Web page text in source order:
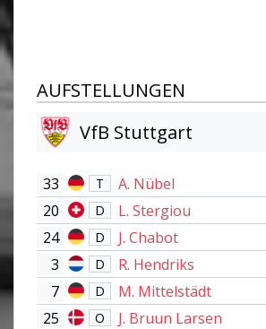
AUFSTELLUNGEN
VfB Stuttgart
33 T A. Nübel
20 D L. Stergiou
24 D J. Chabot
3 D R. Hendriks
7 D M. Mittelstädt
25 O J. Bruun Larsen